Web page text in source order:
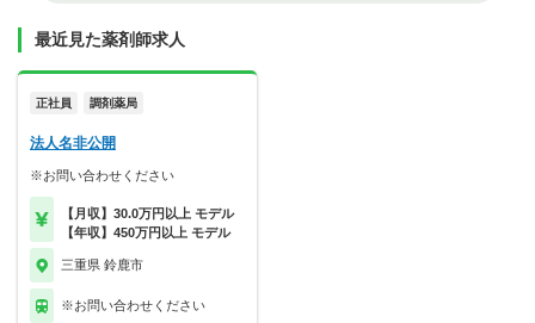
最近見た薬剤師求人
正社員 調剤薬局
法人名非公開
※お問い合わせください
【月収】30.0万円以上 モデル
【年収】450万円以上 モデル
三重県 鈴鹿市
※お問い合わせください